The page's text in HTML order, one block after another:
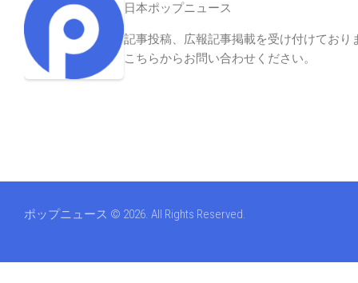
日本ポップニュース
記事投稿、広報記事掲載を受け付けており
こちらからお問い合わせください。
ポップニュース © 2026. All Rights Reserved.